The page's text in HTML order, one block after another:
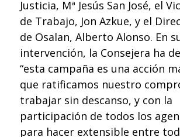
Justicia, Mª Jesús San José, el
de Trabajo, Jon Azkue, y el
de Osalan, Alberto Alonso. En
intervención, la Consejera ha
“esta campaña es una acción
que ratificamos nuestro
trabajar sin descanso, y con la
participación de todos los
para hacer extensible entre